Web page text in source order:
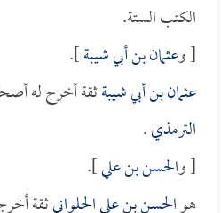
الكتب الستة.
[ وعثمان بن أبي شيبة].
عثمان بن أبي شيبةثقة أخرج له
الترمذي.
[ والحسن بن علي].
هوالحسن بن علي الحلوانيثقة